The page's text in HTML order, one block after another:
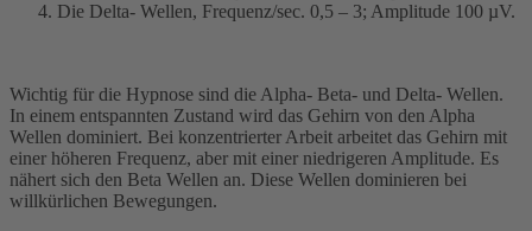
Die Delta- Wellen, Frequenz/sec. 0,5 – 3; Amplitude 100 µV.
Wichtig für die Hypnose sind die Alpha- Beta- und Delta- Wellen.
In einem entspannten Zustand wird das Gehirn von den Alpha
Wellen dominiert. Bei konzentrierter Arbeit arbeitet das Gehirn mit
einer höheren Frequenz, aber mit einer niedrigeren Amplitude. Es
nähert sich den Beta Wellen an. Diese Wellen dominieren bei
willkürlichen Bewegungen.